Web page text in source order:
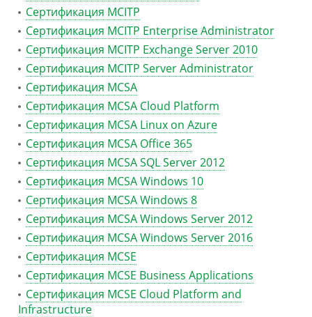
Сертификация MCITP
Сертификация MCITP Enterprise Administrator
Сертификация MCITP Exchange Server 2010
Сертификация MCITP Server Administrator
Сертификация MCSA
Сертификация MCSA Cloud Platform
Сертификация MCSA Linux on Azure
Сертификация MCSA Office 365
Сертификация MCSA SQL Server 2012
Сертификация MCSA Windows 10
Сертификация MCSA Windows 8
Сертификация MCSA Windows Server 2012
Сертификация MCSA Windows Server 2016
Сертификация MCSE
Сертификация MCSE Business Applications
Сертификация MCSE Cloud Platform and
Infrastructure